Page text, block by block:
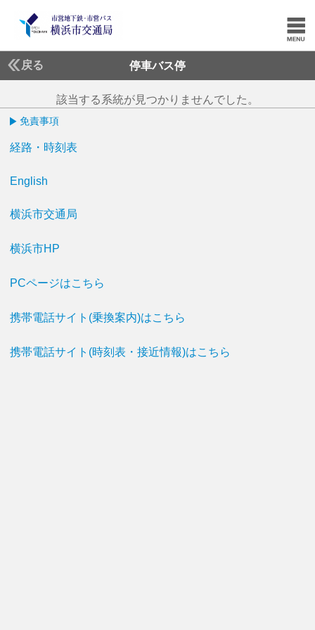
戻る 停車バス停
該当する系統が見つかりませんでした。
免責事項
経路・時刻表
English
横浜市交通局
横浜市HP
PCページはこちら
携帯電話サイト(乗換案内)はこちら
携帯電話サイト(時刻表・接近情報)はこちら